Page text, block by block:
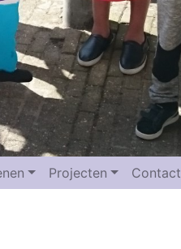
Projecten Contact